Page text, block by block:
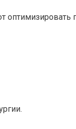
оптимизировать